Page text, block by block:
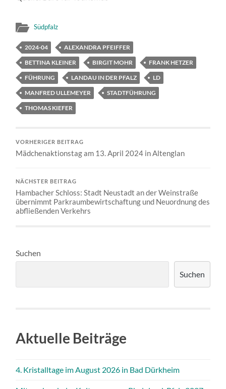
Südpfalz
2024-04
ALEXANDRA PFEIFFER
BETTINA KLEINER
BIRGIT MOHR
FRANK HETZER
FÜHRUNG
LANDAU IN DER PFALZ
LD
MANFRED ULLEMEYER
STADTFÜHRUNG
THOMAS KIEFER
VORHERIGER BEITRAG
Mädchenaktionstag am 13. April 2024 in Altenglan
NÄCHSTER BEITRAG
Hambacher Schloss: Stadt Neustadt an der Weinstraße
übernimmt Parkraumbewirtschaftung und Neuordnung des
abfließenden Verkehrs
Suchen
Suchen
Aktuelle Beiträge
4. Kristalltage im August 2026 in Bad Dürkheim